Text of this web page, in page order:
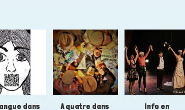
dans A quatre dans Info en